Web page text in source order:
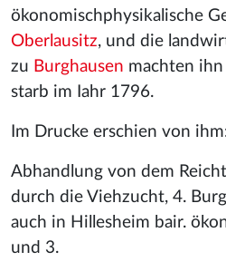
ökonomischphysikalische
Oberlausitz, und die
zu Burghausen machten
starb im Iahr 1796.
Im Drucke erschien von
Abhandlung von dem
durch die Viehzucht, 4.
auch in Hillesheim bair.
und 3.